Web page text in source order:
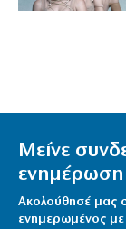
Μείνε
ενημέρωση
Ακολούθησέ μας
ενημερωμένος με